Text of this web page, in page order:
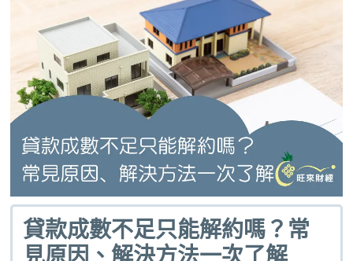
貸款成數不足只能解約嗎？常
見原因、解決方法一次了解